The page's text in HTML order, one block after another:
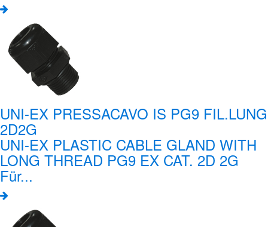
UNI-EX PRESSACAVO IS PG9 FIL.LUNG
2D2G
UNI-EX PLASTIC CABLE GLAND WITH
LONG THREAD PG9 EX CAT. 2D 2G
Für...